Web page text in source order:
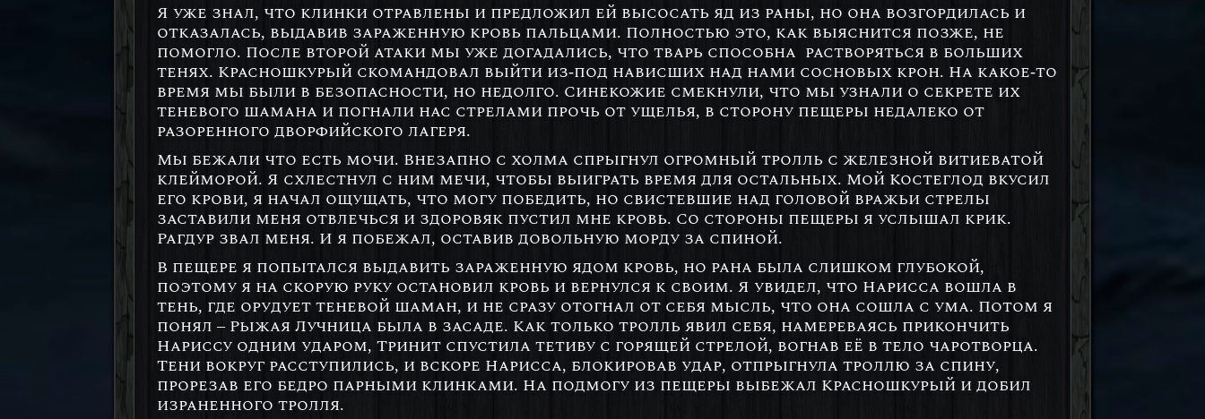
Я уже знал, что клинки отравлены и предложил ей высосать яд из раны, но она возгордилась и
отказалась, выдавив зараженную кровь пальцами. Полностью это, как выяснится позже, не
помогло. После второй атаки мы уже догадались, что тварь способна растворяться в больших
тенях. Красношкурый скомандовал выйти из-под нависших над нами сосновых крон. На какое-то
время мы были в безопасности, но недолго. Синекожие смекнули, что мы узнали о секрете их
теневого шамана и погнали нас стрелами прочь от ущелья, в сторону пещеры недалеко от
разоренного дворфийского лагеря.
Мы бежали что есть мочи. Внезапно с холма спрыгнул огромный тролль с железной витиеватой
клейморой. Я схлестнул с ним мечи, чтобы выиграть время для остальных. Мой Костеглод вкусил
его крови, я начал ощущать, что могу победить, но свистевшие над головой вражьи стрелы
заставили меня отвлечься и здоровяк пустил мне кровь. Со стороны пещеры я услышал крик.
Рагдур звал меня. И я побежал, оставив довольную морду за спиной.
В пещере я попытался выдавить зараженную ядом кровь, но рана была слишком глубокой,
поэтому я на скорую руку остановил кровь и вернулся к своим. Я увидел, что Нарисса вошла в
тень, где орудует теневой шаман, и не сразу отогнал от себя мысль, что она сошла с ума. Потом я
понял – Рыжая Лучница была в засаде. Как только тролль явил себя, намереваясь прикончить
Нариссу одним ударом, Тринит спустила тетиву с горящей стрелой, вогнав её в тело чаротворца.
Тени вокруг расступились, и вскоре Нарисса, блокировав удар, отпрыгнула троллю за спину,
прорезав его бедро парными клинками. На подмогу из пещеры выбежал Красношкурый и добил
израненного тролля.